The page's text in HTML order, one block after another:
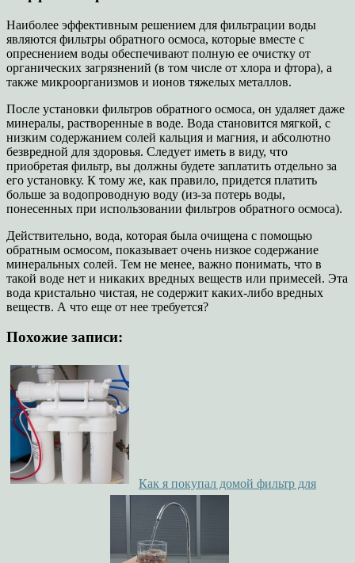
Наиболее эффективным решением для фильтрации воды
являются фильтры обратного осмоса, которые вместе с
опреснением воды обеспечивают полную ее очистку от
органических загрязнений (в том числе от хлора и фтора), а
также микроорганизмов и ионов тяжелых металлов.
После установки фильтров обратного осмоса, он удаляет даже
минералы, растворенные в воде. Вода становится мягкой, с
низким содержанием солей кальция и магния, и абсолютно
безвредной для здоровья. Следует иметь в виду, что
приобретая фильтр, вы должны будете заплатить отдельно за
его установку. К тому же, как правило, придется платить
больше за водопроводную воду (из-за потерь воды,
понесенных при использовании фильтров обратного осмоса).
Действительно, вода, которая была очищена с помощью
обратным осмосом, показывает очень низкое содержание
минеральных солей. Тем не менее, важно понимать, что в
такой воде нет и никаких вредных веществ или примесей. Эта
вода кристально чистая, не содержит каких-либо вредных
веществ. А что еще от нее требуется?
Похожие записи:
Как я покупал домой фильтр для